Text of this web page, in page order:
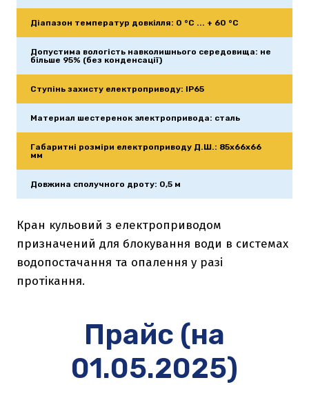
Діапазон температур довкілля: 0 °C ... + 60 °C
Допустима вологість навколишнього середовища: не
більше 95% (без конденсації)
Ступінь захисту електроприводу: IP65
Материал шестеренок электропривода: сталь
Габаритні розміри електроприводу Д.Ш.: 85х66х66
мм
Довжина сполучного дроту: 0,5 м
Кран кульовий з електроприводом
призначений для блокування води в системах
водопостачання та опалення у разі
протікання.
Прайс (на
01.05.2025)